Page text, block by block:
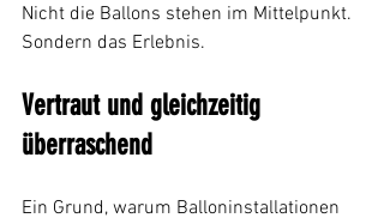
Nicht die Ballons stehen im Mittelpunkt.
Sondern das Erlebnis.
Vertraut und gleichzeitig
überraschend
Ein Grund, warum Balloninstallationen